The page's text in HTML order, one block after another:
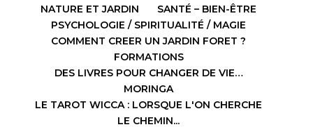
NATURE ET JARDIN
SANTÉ – BIEN-ÊTRE
PSYCHOLOGIE / SPIRITUALITÉ / MAGIE
COMMENT CREER UN JARDIN FORET ?
FORMATIONS
DES LIVRES POUR CHANGER DE VIE…
MORINGA
LE TAROT WICCA : LORSQUE L'ON CHERCHE
LE CHEMIN...